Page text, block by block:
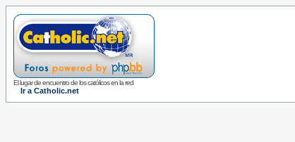
El lugar de encuentro de los católicos en la red
Ir a Catholic.net